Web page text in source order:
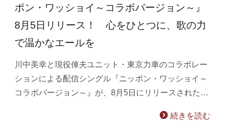
ポン・ワッショイ～コラボバージョン～』
8月5日リリース！ 心をひとつに、歌の力
で温かなエールを
川中美幸と現役俥夫ユニット・東京力車のコラボレー
ションによる配信シングル『ニッポン・ワッショイ～
コラボバージョン～』が、8月5日にリリースされた…
続きを読む